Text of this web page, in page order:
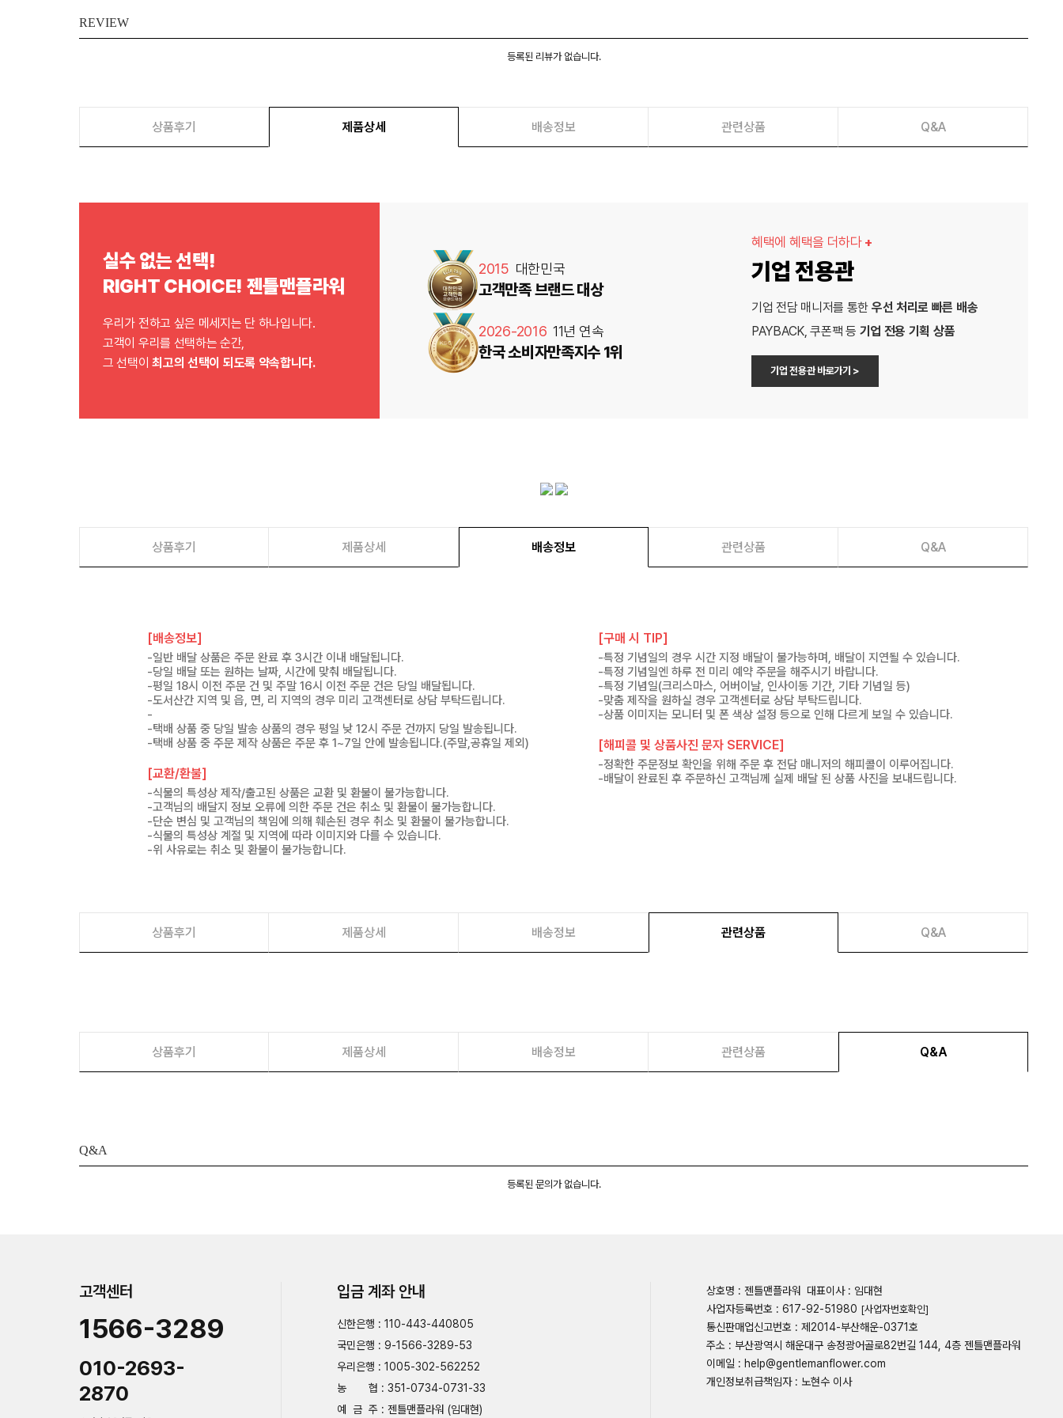
REVIEW
등록된 리뷰가 없습니다.
상품후기 제품상세 배송정보 관련상품 Q&A
실수 없는 선택!
RIGHT CHOICE! 젠틀맨플라워
우리가 전하고 싶은 메세지는 단 하나입니다.
고객이 우리를 선택하는 순간,
그 선택이최고의 선택이 되도록 약속합니다.
2015 대한민국
고객만족 브랜드 대상
2026-2016 11년 연속
한국 소비자만족지수 1위
혜택에 혜택을 더하다 +
기업 전용관
기업 전담 매니저를 통한 우선 처리로 빠른 배송
PAYBACK, 쿠폰팩 등 기업 전용 기획 상품
기업 전용관 바로가기 >
상품후기 제품상세 배송정보 관련상품 Q&A
[배송정보]
-일반 배달 상품은 주문 완료 후 3시간 이내 배달됩니다.
-당일 배달 또는 원하는 날짜, 시간에 맞춰 배달됩니다.
-평일 18시 이전 주문 건 및 주말 16시 이전 주문 건은 당일 배달됩니다.
-도서산간 지역 및 읍, 면, 리 지역의 경우 미리 고객센터로 상담 부탁드립니다.
-
-택배 상품 중 당일 발송 상품의 경우 평일 낮 12시 주문 건까지 당일 발송됩니다.
-택배 상품 중 주문 제작 상품은 주문 후 1~7일 안에 발송됩니다.(주말,공휴일 제외)
[교환/환불]
-식물의 특성상 제작/출고된 상품은 교환 및 환불이 불가능합니다.
-고객님의 배달지 정보 오류에 의한 주문 건은 취소 및 환불이 불가능합니다.
-단순 변심 및 고객님의 책임에 의해 훼손된 경우 취소 및 환불이 불가능합니다.
-식물의 특성상 계절 및 지역에 따라 이미지와 다를 수 있습니다.
-위 사유로는 취소 및 환불이 불가능합니다.
[구매 시 TIP]
-특정 기념일의 경우 시간 지정 배달이 불가능하며, 배달이 지연될 수 있습니다.
-특정 기념일엔 하루 전 미리 예약 주문을 해주시기 바랍니다.
-특정 기념일(크리스마스, 어버이날, 인사이동 기간, 기타 기념일 등)
-맞춤 제작을 원하실 경우 고객센터로 상담 부탁드립니다.
-상품 이미지는 모니터 및 폰 색상 설정 등으로 인해 다르게 보일 수 있습니다.
[해피콜 및 상품사진 문자 SERVICE]
-정확한 주문정보 확인을 위해 주문 후 전담 매니저의 해피콜이 이루어집니다.
-배달이 완료된 후 주문하신 고객님께 실제 배달 된 상품 사진을 보내드립니다.
상품후기 제품상세 배송정보 관련상품 Q&A
상품후기 제품상세 배송정보 관련상품 Q&A
Q&A
등록된 문의가 없습니다.
고객센터
1566-3289
010-2693-
2870
입금 계좌 안내
신한은행 : 110-443-440805
국민은행 : 9-1566-3289-53
우리은행 : 1005-302-562252
농 협 : 351-0734-0731-33
예 금 주 : 젠틀맨플라워 (임대현)
상호명 : 젠틀맨플라워 대표이사 : 임대현
사업자등록번호 : 617-92-51980 [사업자번호확인]
통신판매업신고번호 : 제2014-부산해운-0371호
주소 : 부산광역시 해운대구 송정광어골로82번길 144, 4층 젠틀맨플라워
이메일 : help@gentlemanflower.com
개인정보취급책임자 : 노현수 이사